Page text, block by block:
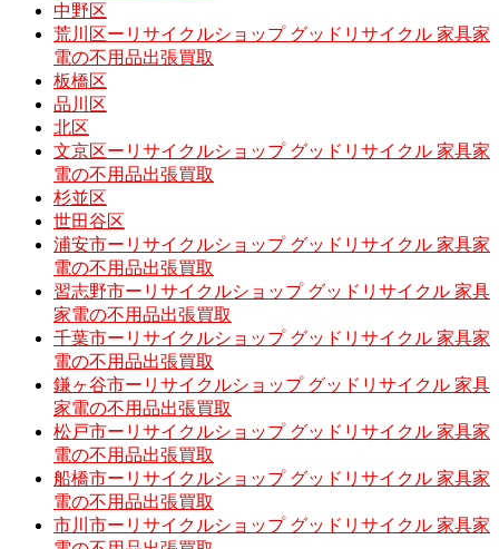
中野区
荒川区ーリサイクルショップ グッドリサイクル 家具家
電の不用品出張買取
板橋区
品川区
北区
文京区ーリサイクルショップ グッドリサイクル 家具家
電の不用品出張買取
杉並区
世田谷区
浦安市ーリサイクルショップ グッドリサイクル 家具家
電の不用品出張買取
習志野市ーリサイクルショップ グッドリサイクル 家具
家電の不用品出張買取
千葉市ーリサイクルショップ グッドリサイクル 家具家
電の不用品出張買取
鎌ヶ谷市ーリサイクルショップ グッドリサイクル 家具
家電の不用品出張買取
松戸市ーリサイクルショップ グッドリサイクル 家具家
電の不用品出張買取
船橋市ーリサイクルショップ グッドリサイクル 家具家
電の不用品出張買取
市川市ーリサイクルショップ グッドリサイクル 家具家